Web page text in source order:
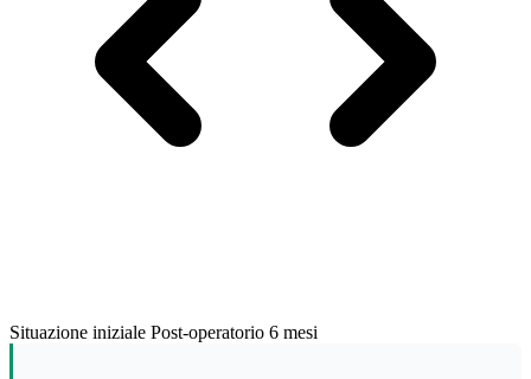
Iscriviti
Ho letto l' informativa privacy
e acconsento al trattamento
dei dati per ricevere la newsletter.
Situazione iniziale Post-operatorio 6 mesi